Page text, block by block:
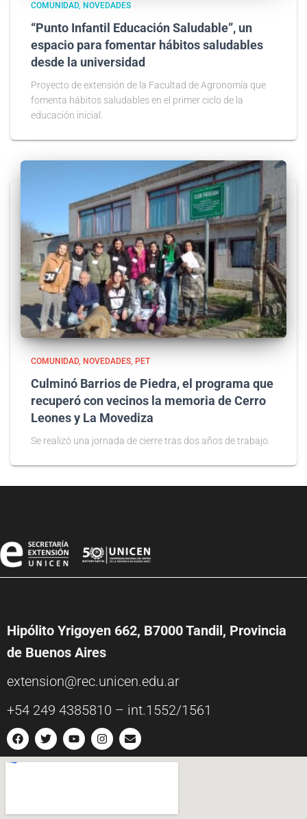
COMUNIDAD NOVEDADES
“Punto Infantil Educación Saludable”, un
espacio para fomentar hábitos saludables
desde la universidad
Proyecto de extensión de la Facultad de Agronomía que
fomenta hábitos saludables en el primer ciclo de la
educación inicial.
COMUNIDAD NOVEDADES PET
Culminó Barrios de Piedra, el programa que
recuperó con vecinos la memoria de Cerro
Leones y La Movediza
Se realizó una jornada de cierre tras dos años de trabajo.
Hipólito Yrigoyen 662, B7000 Tandil, Provincia
de Buenos Aires
extension@rec.unicen.edu.ar
+54 249 4385810 – int.1552/1561